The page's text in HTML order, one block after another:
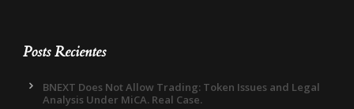
Posts Recientes
BNEXT Does Not Allow Trading: Token Issues and Legal
Analysis Under MiCA. Real Case.